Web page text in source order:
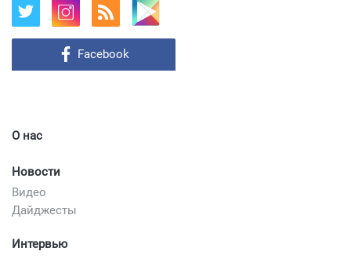
О нас
Новости
Видео
Дайджесты
Интервью
Facebook